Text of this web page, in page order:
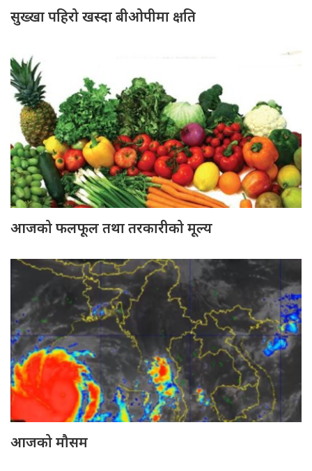
सुख्खा पहिरो खस्दा बीओपीमा क्षति
आजको फलफूल तथा तरकारीको मूल्य
आजको मौसम